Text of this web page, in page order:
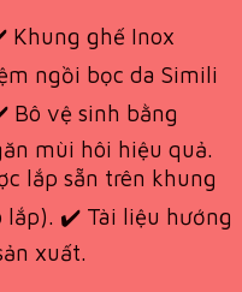
Khung ghế Inox
ngồi bọc da Simili
Bô vệ sinh bằng
mùi hôi hiệu quả.
lắp sẵn trên khung
lắp). ✔️ Tài liệu hướng
xuất.